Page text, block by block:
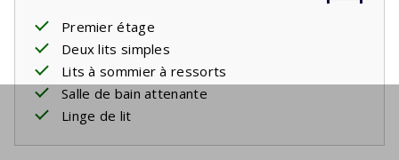
Premier étage
Deux lits simples
Lits à sommier à ressorts
Salle de bain attenante
Linge de lit